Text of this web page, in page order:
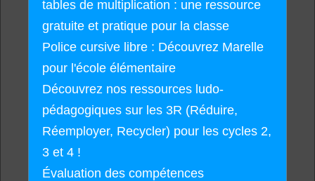
tables de multiplication : une ressource
gratuite et pratique pour la classe
Police cursive libre : Découvrez Marelle
pour l'école élémentaire
Découvrez nos ressources ludo-
pédagogiques sur les 3R (Réduire,
Réemployer, Recycler) pour les cycles 2,
3 et 4 !
Évaluation des compétences